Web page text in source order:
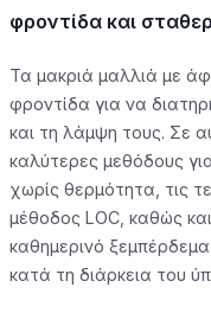
φροντίδα και
Τα μακριά μαλλιά με
φροντίδα για να
και τη λάμψη τους. Σε
καλύτερες μεθόδους
χωρίς θερμότητα, τις
μέθοδος LOC, καθώς
καθημερινό
κατά τη διάρκεια του